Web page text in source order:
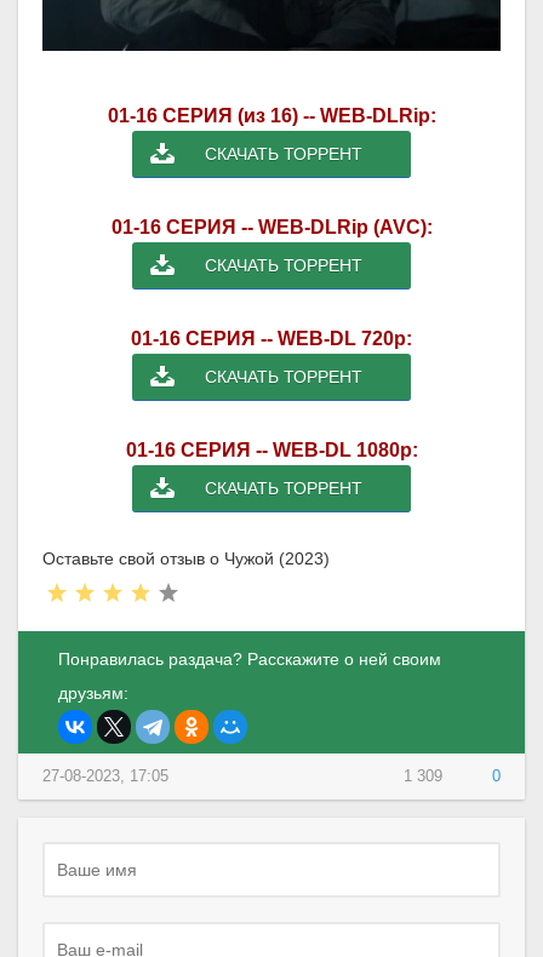
01-16 СЕРИЯ (из 16) -- WEB-DLRip:
СКАЧАТЬ ТОРРЕНТ
01-16 СЕРИЯ -- WEB-DLRip (AVC):
СКАЧАТЬ ТОРРЕНТ
01-16 СЕРИЯ -- WEB-DL 720p:
СКАЧАТЬ ТОРРЕНТ
01-16 СЕРИЯ -- WEB-DL 1080p:
СКАЧАТЬ ТОРРЕНТ
Оставьте свой отзыв о Чужой (2023)
Понравилась раздача? Расскажите о ней своим
друзьям:
1 309 0
27-08-2023, 17:05